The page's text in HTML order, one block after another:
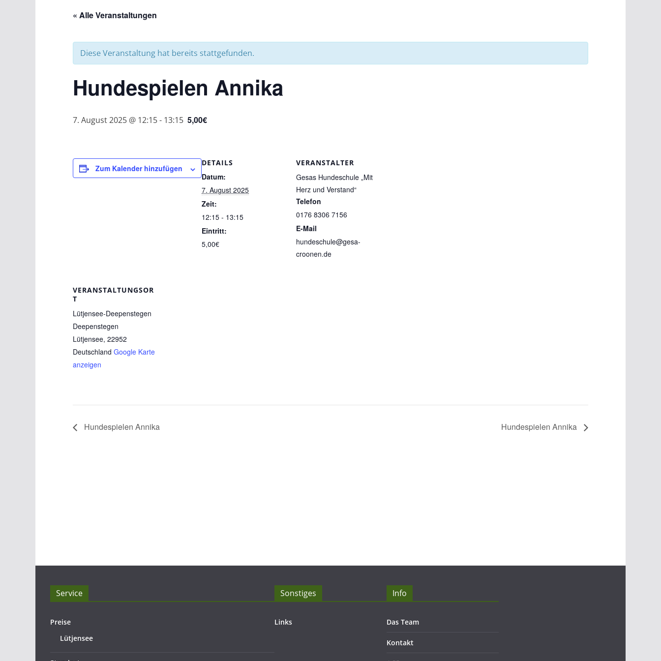
« Alle Veranstaltungen
Diese Veranstaltung hat bereits stattgefunden.
Hundespielen Annika
7. August 2025 @ 12:15- 13:15 5,00€
Zum Kalender hinzufügen
DETAILS
Datum:
7. August 2025
Zeit:
12:15 - 13:15
Eintritt:
5,00€
VERANSTALTER
Gesas Hundeschule „Mit
Herz und Verstand“
Telefon
0176 8306 7156
E-Mail
hundeschule@gesa-
croonen.de
VERANSTALTUNGSOR
T
Lütjensee-Deepenstegen
Deepenstegen
Lütjensee, 22952
Deutschland Google Karte
anzeigen
Hundespielen Annika Hundespielen Annika
Service
Preise
Lütjensee
Sonstiges
Links
Info
Das Team
Kontakt